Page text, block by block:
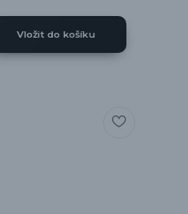
Vložit do košíku